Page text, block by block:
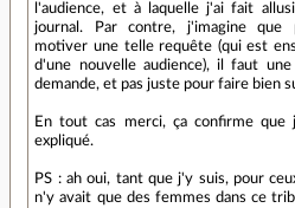
l'audience, et à laquelle j'ai fait
journal. Par contre, j'imagine que
motiver une telle requête (qui est
d'une nouvelle audience), il faut
demande, et pas juste pour faire bien
En tout cas merci, ça confirme que
expliqué.
PS : ah oui, tant que j'y suis, pour
n'y avait que des femmes dans ce